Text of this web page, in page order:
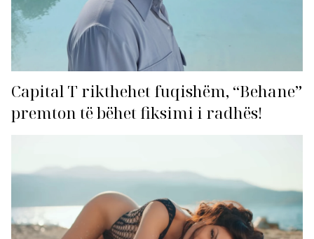
Capital T rikthehet fuqishëm, “Behane”
premton të bëhet fiksimi i radhës!